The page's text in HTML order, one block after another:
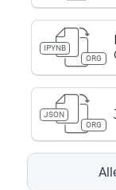
IPYNB
ORG
JSON
ORG